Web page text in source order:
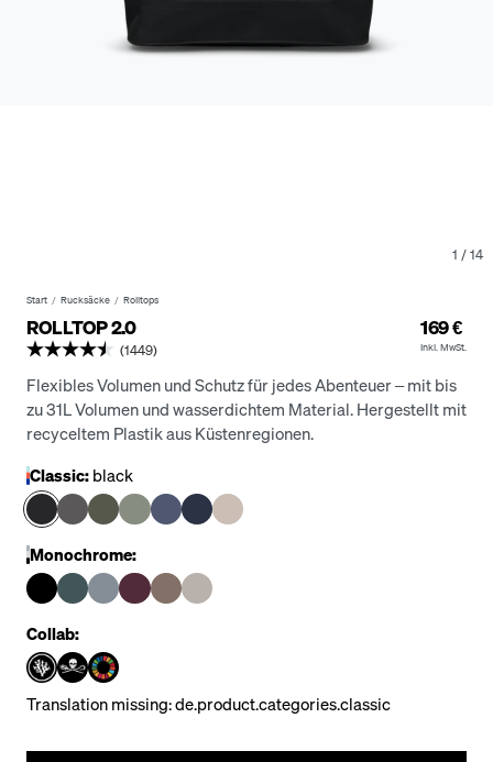
1 /14
Start Rucksäcke Rolltops
ROLLTOP 2.0
(1449)
169 €
Inkl. MwSt.
Flexibles Volumen und Schutz für jedes Abenteuer – mit bis
zu 31L Volumen und wasserdichtem Material. Hergestellt mit
recyceltem Plastik aus Küstenregionen.
Classic: black
Monochrome:
Collab:
Translation missing: de.product.categories.classic